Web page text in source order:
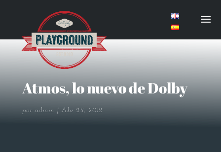
Atmos, lo nuevo de Dolby
por admin Abr 25, 2012